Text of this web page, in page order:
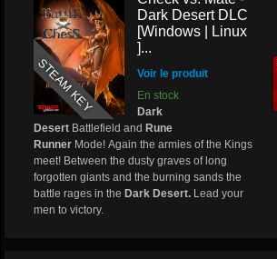
STEAM KEY
Dark Desert DLC
[Windows | Linux
]...
Voir le produit
En stock
Dark
Desert Battlefield and Rune
Runner Mode! Again the armies of the Kings
meet! Between the dusty graves of long
forgotten giants and the burning sands the
battle rages in the Dark Desert. Lead your
men to victory.